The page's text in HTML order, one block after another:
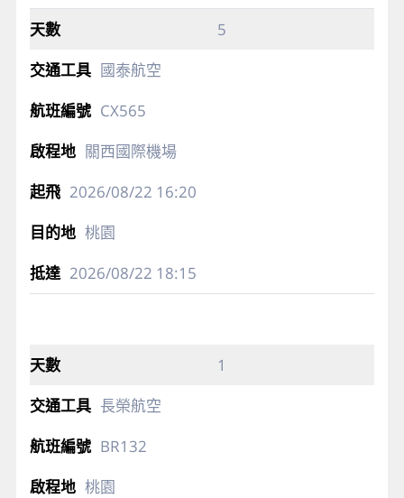
5
國泰航空
CX565
關西國際機場
2026/08/22 16:20
桃園
2026/08/22 18:15
1
長榮航空
BR132
桃園